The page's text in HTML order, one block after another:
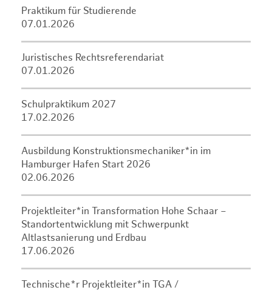
Praktikum für Studierende
07.01.2026
Juristisches Rechtsreferendariat
07.01.2026
Schulpraktikum 2027
17.02.2026
Ausbildung Konstruktionsmechaniker*in im
Hamburger Hafen Start 2026
02.06.2026
Projektleiter*in Transformation Hohe Schaar –
Standortentwicklung mit Schwerpunkt
Altlastsanierung und Erdbau
17.06.2026
Technische*r Projektleiter*in TGA /